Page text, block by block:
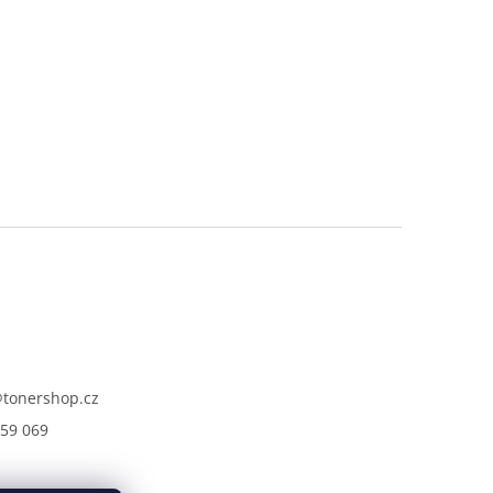
tonershop.cz
069